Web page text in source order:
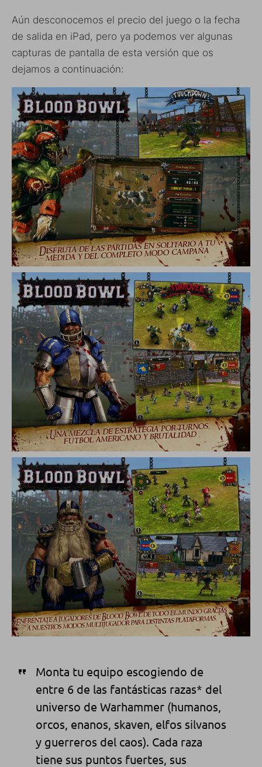
Aún desconocemos el precio del juego o la fecha
de salida en iPad, pero ya podemos ver algunas
capturas de pantalla de esta versión que os
dejamos a continuación:
Monta tu equipo escogiendo de
entre 6 de las fantásticas razas* del
universo de Warhammer (humanos,
orcos, enanos, skaven, elfos silvanos
y guerreros del caos). Cada raza
tiene sus puntos fuertes, sus